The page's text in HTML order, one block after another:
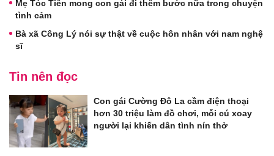
Mẹ Tóc Tiên mong con gái đi thêm bước nữa trong chuyện
tình cảm
Bà xã Công Lý nói sự thật về cuộc hôn nhân với nam nghệ
sĩ
Tin nên đọc
Con gái Cường Đô La cầm điện thoại
hơn 30 triệu làm đồ chơi, mỗi cú xoay
người lại khiến dân tình nín thở